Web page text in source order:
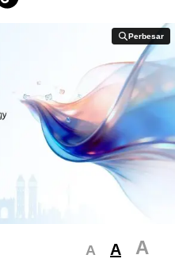
Perbesar
Perbesar
A A A